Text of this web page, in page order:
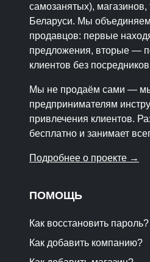
самозанятых), магазинов,
Беларуси. Мы
продавцов: первые
предложения, вторые —
клиентов без
Мы не продаём сами —
предпринимателям
привлечения клиентов.
бесплатно и занимает
Подробнее о проекте →
ПОМОЩЬ
Как восстановить пароль?
Как добавить компанию?